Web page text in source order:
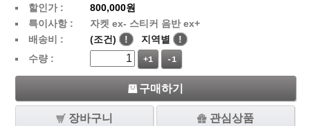
할인가 :
800,000원
특이사항 :
자켓 ex- 스티커 음반 ex+
배송비 :
(조건) ! 지역별
!
수량 :
+1 -1
구매하기
장바구니 관심상품